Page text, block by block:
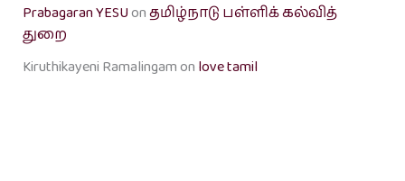
Prabagaran YESUonதமிழ்நாடு பள்ளிக் கல்வித்
துறை
Kiruthikayeni Ramalingamon love tamil